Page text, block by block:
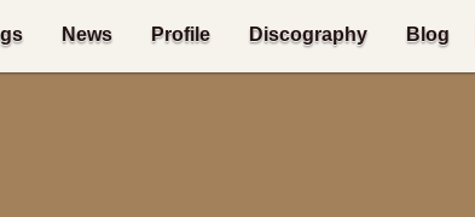
News Profile Discography Blog